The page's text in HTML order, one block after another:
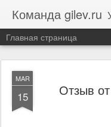
Команда gilev.ru
Главная страница
MAR
15 Отзыв